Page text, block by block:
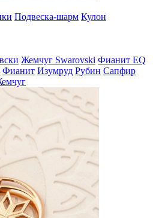
Подвеска-шарм Кулон
Жемчуг Swarovski Фианит EQ
Фианит Изумруд Рубин Сапфир